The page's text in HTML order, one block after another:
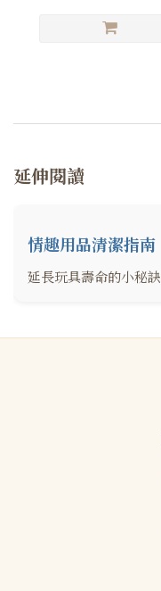
延伸閱讀
情趣用品清潔指南
延長玩具壽命的小秘訣